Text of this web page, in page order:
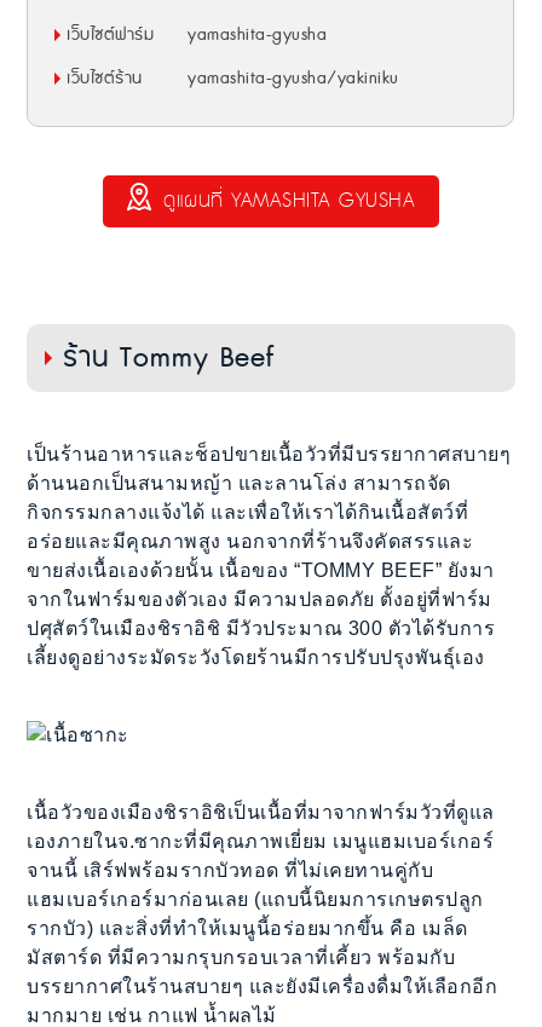
เว็บไซต์ฟาร์ม
yamashita-gyusha
เว็บไซต์ร้าน
yamashita-gyusha/yakiniku
ดูแผนที่ YAMASHITA GYUSHA
ร้าน Tommy Beef
เป็นร้านอาหารและช็อปขายเนื้อวัวที่มีบรรยากาศสบายๆ
ด้านนอกเป็นสนามหญ้า และลานโล่ง สามารถจัด
กิจกรรมกลางแจ้งได้ และเพื่อให้เราได้กินเนื้อสัตว์ที่
อร่อยและมีคุณภาพสูง นอกจากที่ร้านจึงคัดสรรและ
ขายส่งเนื้อเองด้วยนั้น เนื้อของ “TOMMY BEEF” ยังมา
จากในฟาร์มของตัวเอง มีความปลอดภัย ตั้งอยู่ที่ฟาร์ม
ปศุสัตว์ในเมืองชิราอิชิ มีวัวประมาณ 300 ตัวได้รับการ
เลี้ยงดูอย่างระมัดระวังโดยร้านมีการปรับปรุงพันธุ์เอง
เนื้อวัวของเมืองชิราอิชิเป็นเนื้อที่มาจากฟาร์มวัวที่ดูแล
เองภายในจ.ซากะที่มีคุณภาพเยี่ยม เมนูแฮมเบอร์เกอร์
จานนี้ เสิร์ฟพร้อมรากบัวทอด ที่ไม่เคยทานคู่กับ
แฮมเบอร์เกอร์มาก่อนเลย (แถบนี้นิยมการเกษตรปลูก
รากบัว) และสิ่งที่ทำให้เมนูนี้อร่อยมากขึ้น คือ เมล็ด
มัสตาร์ด ที่มีความกรุบกรอบเวลาที่เคี้ยว พร้อมกับ
บรรยากาศในร้านสบายๆ และยังมีเครื่องดื่มให้เลือกอีก
มากมาย เช่น กาแฟ น้ำผลไม้